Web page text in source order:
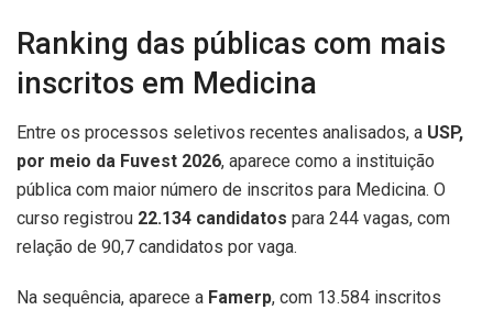
Ranking das públicas com mais
inscritos em Medicina
Entre os processos seletivos recentes analisados, a USP,
por meio da Fuvest 2026, aparece como a instituição
pública com maior número de inscritos para Medicina. O
curso registrou 22.134 candidatos para 244 vagas, com
relação de 90,7 candidatos por vaga.
Na sequência, aparece a Famerp, com 13.584 inscritos